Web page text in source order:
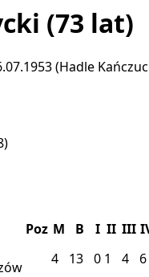
(73 lat)
(Hadle
Poz M B I II III
4 13 0 1 4 6